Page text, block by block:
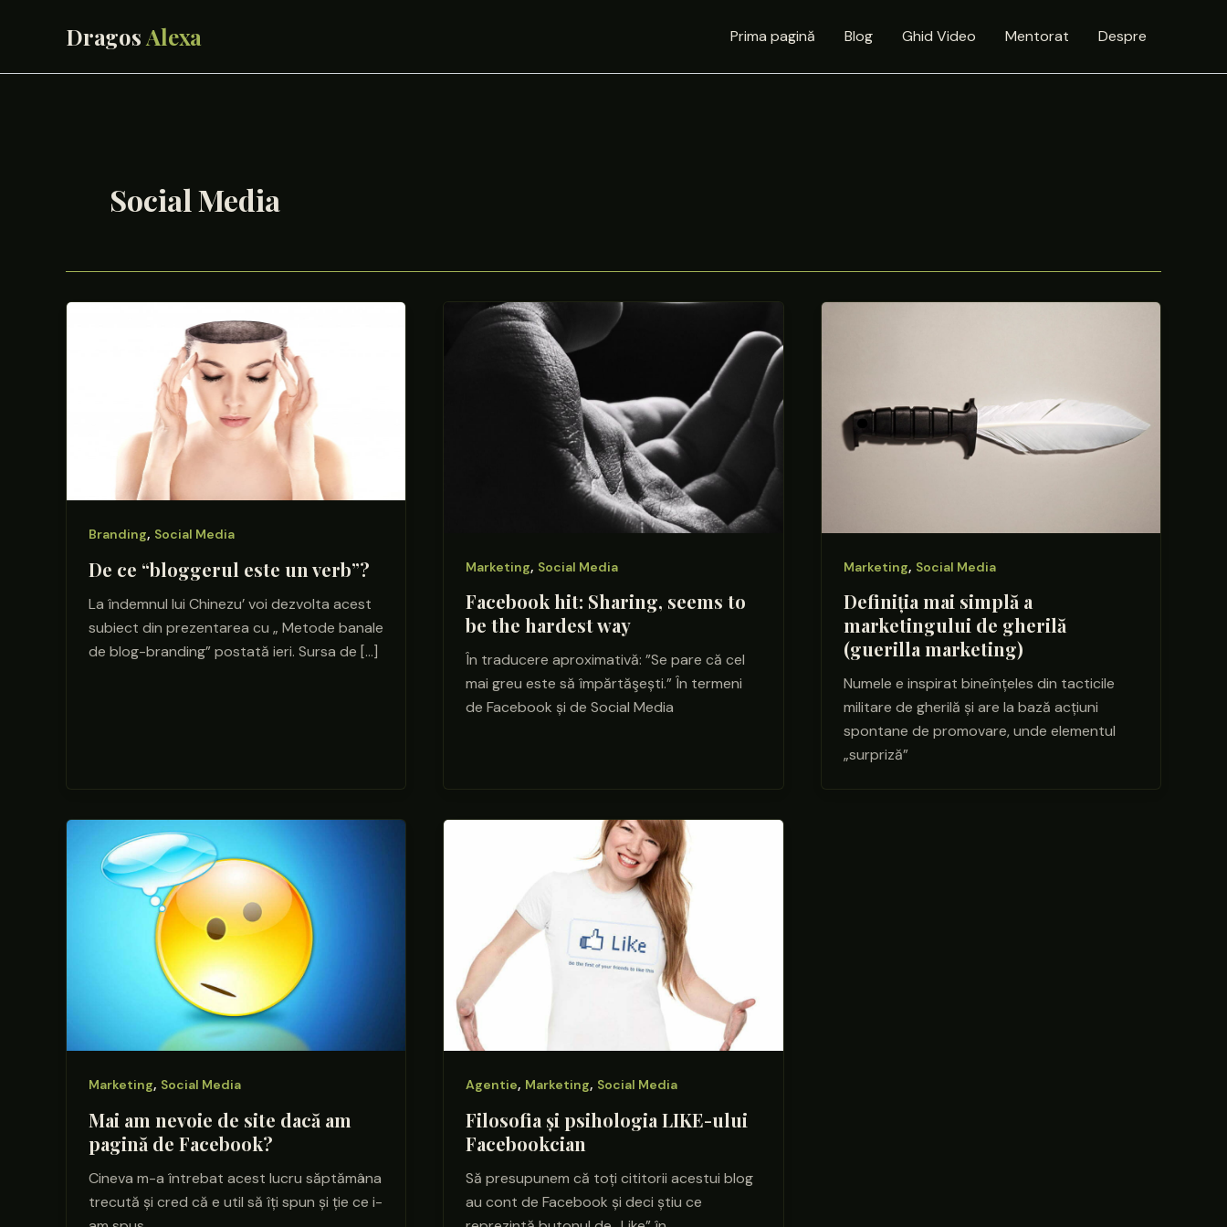
Prima pagină Blog Ghid Video Mentorat Despre
Social Media
Branding, Social Media
De ce “bloggerul este un verb”?
La îndemnul lui Chinezu’ voi dezvolta acest
subiect din prezentarea cu „ Metode banale
de blog-branding” postată ieri. Sursa de […]
Marketing, Social Media
Facebook hit: Sharing, seems to
be the hardest way
În traducere aproximativă: ”Se pare că cel
mai greu este să împărtăşești.” În termeni
de Facebook și de Social Media
Marketing, Social Media
Definiția mai simplă a
marketingului de gherilă
(guerilla marketing)
Numele e inspirat bineînțeles din tacticile
militare de gherilă și are la bază acțiuni
spontane de promovare, unde elementul
„surpriză”
Marketing, Social Media
Mai am nevoie de site dacă am
pagină de Facebook?
Cineva m-a întrebat acest lucru săptămâna
trecută și cred că e util să îți spun și ție ce i-
Agentie, Marketing, Social Media
Filosofia și psihologia LIKE-ului
Facebookcian
Să presupunem că toți cititorii acestui blog
au cont de Facebook și deci știu ce